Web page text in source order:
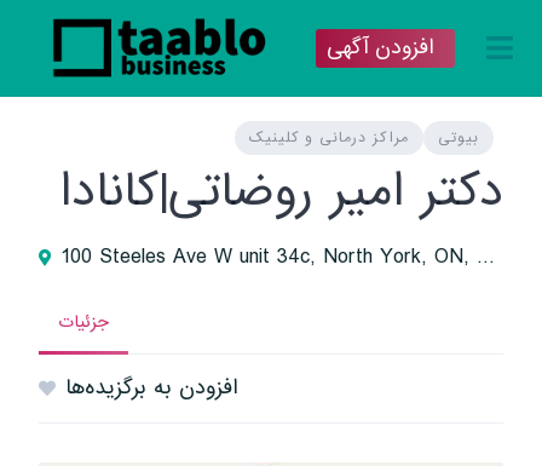
افزودن آگهی
بیوتی مراکز درمانی و کلینیک
دکتر امیر روضاتی|کانادا
100 Steeles Ave W unit 34c, North York, ON, Canada
جزئیات
افزودن به برگزیده‌ها